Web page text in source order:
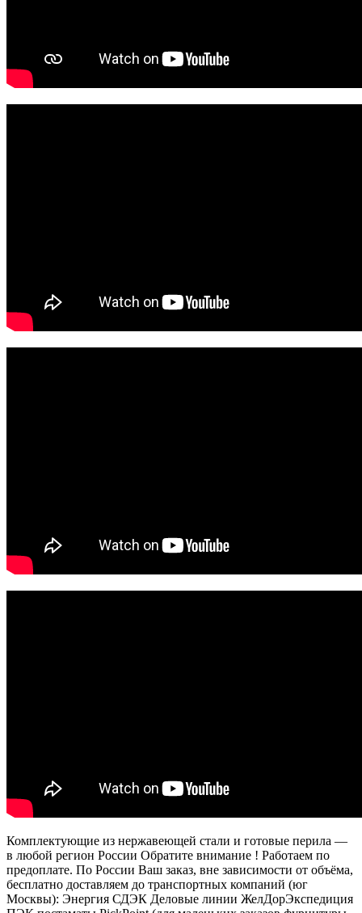
Комплектующие из нержавеющей стали и готовые перила —
в любой регион России Обратите внимание ! Работаем по
предоплате. По России Ваш заказ, вне зависимости от объёма,
бесплатно доставляем до транспортных компаний (юг
Москвы): Энергия СДЭК Деловые линии ЖелДорЭкспедиция